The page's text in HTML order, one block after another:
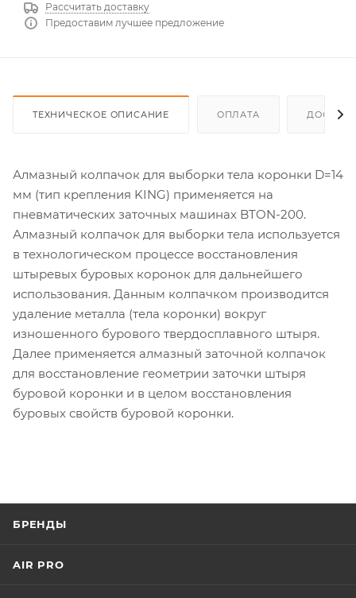
Рассчитать доставку
Предоставим лучшее предложение
ТЕХНИЧЕСКОЕ ОПИСАНИЕ ОПЛАТА
Алмазный колпачок для выборки тела коронки D=14
мм (тип крепления KING) применяется на
пневматических заточных машинах BTON-200.
Алмазный колпачок для выборки тела используется
в технологическом процессе восстановления
штыревых буровых коронок для дальнейшего
использования. Данным колпачком производится
удаление металла (тела коронки) вокруг
изношенного бурового твердосплавного штыря.
Далее применяется алмазный заточной колпачок
для восстановление геометрии заточки штыря
буровой коронки и в целом восстановления
буровых свойств буровой коронки.
БРЕНДЫ
AIR PRO